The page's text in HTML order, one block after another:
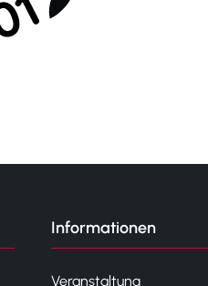
Informationen
Veranstaltung